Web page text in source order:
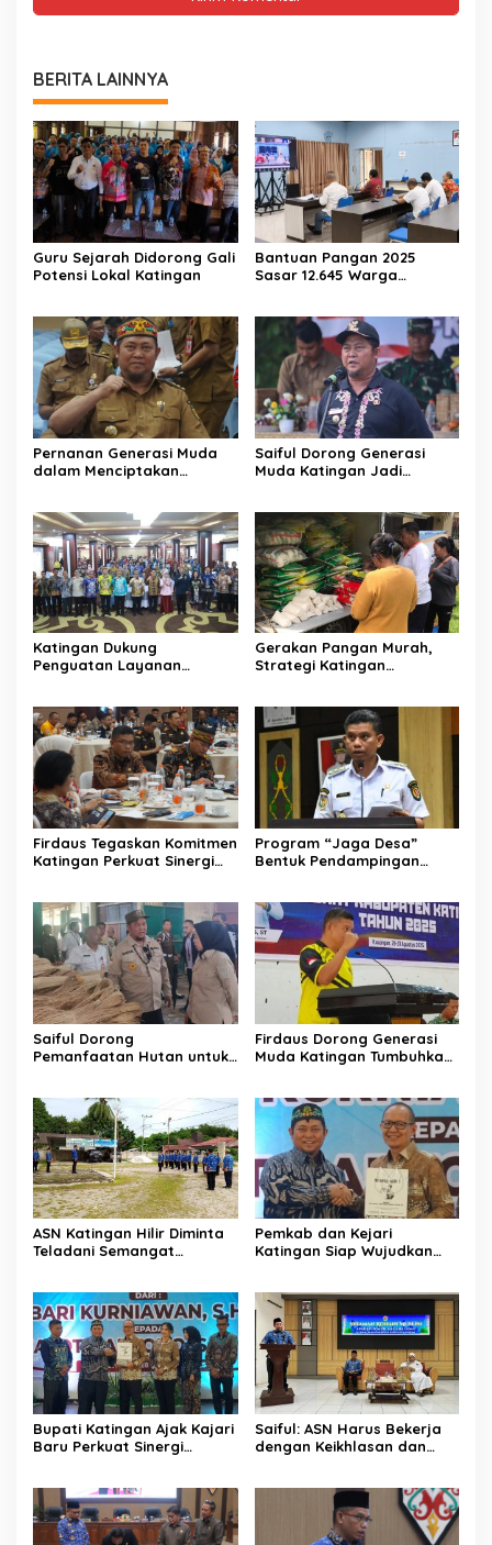
BERITA LAINNYA
Guru Sejarah Didorong Gali
Potensi Lokal Katingan
Bantuan Pangan 2025
Sasar 12.645 Warga
Pernanan Generasi Muda
dalam Menciptakan
Saiful Dorong Generasi
Muda Katingan Jadi
Katingan Dukung
Penguatan Layanan
Gerakan Pangan Murah,
Strategi Katingan
Firdaus Tegaskan Komitmen
Katingan Perkuat Sinergi
Program “Jaga Desa”
Bentuk Pendampingan
Saiful Dorong
Pemanfaatan Hutan untuk
Firdaus Dorong Generasi
Muda Katingan Tumbuhkan
ASN Katingan Hilir Diminta
Teladani Semangat
Pemkab dan Kejari
Katingan Siap Wujudkan
Bupati Katingan Ajak Kajari
Baru Perkuat Sinergi
Saiful: ASN Harus Bekerja
dengan Keikhlasan dan